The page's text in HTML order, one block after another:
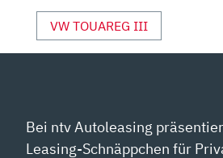
VW TOUAREG III
Bei ntv Autoleasing
Leasing-Schnäppchen für